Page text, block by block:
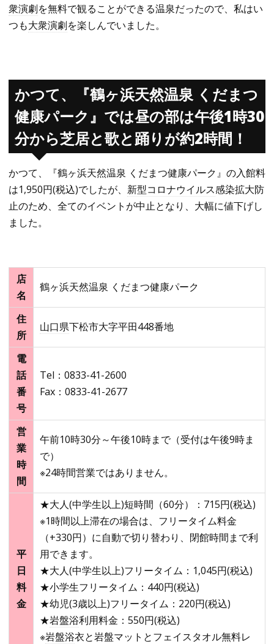
衆演劇を無料で観ることができる温泉だったので、私はい
つも大衆演劇を楽しんでいました。
かつて、『鶴ヶ浜天然温泉 くだまつ
健康パーク』では昼の部は午後1時30
分から芝居と歌と踊りが約2時間！
かつて、『鶴ヶ浜天然温泉 くだまつ健康パーク』の入館料
は1,950円(税込)でしたが、 新型コロナウイルス感染拡大防
止のため、全てのイベントが中止となり、大幅に値下げし
ました。
店
名
鶴ヶ浜天然温泉 くだまつ健康パーク
住
所
山口県下松市大字平田448番地
電
話
番
号
Tel：0833-41-2600
Fax：0833-41-2677
営
業
時
間
午前10時30分～午後10時まで（受付は午後9時ま
で）
※24時間営業ではありません。
平
日
料
金
★大人(中学生以上)短時間（60分）：715円(税込)
※1時間以上滞在の場合は、フリータイム料金
（+330円）に自動で切り替わり、閉館時間まで利
用できます。
★大人(中学生以上)フリータイム：1,045円(税込)
★小学生フリータイム：440円(税込)
★幼児(3歳以上)フリータイム：220円(税込)
★岩盤浴利用料金：550円(税込)
※岩盤浴衣と岩盤マットとフェイスタオル無料レ